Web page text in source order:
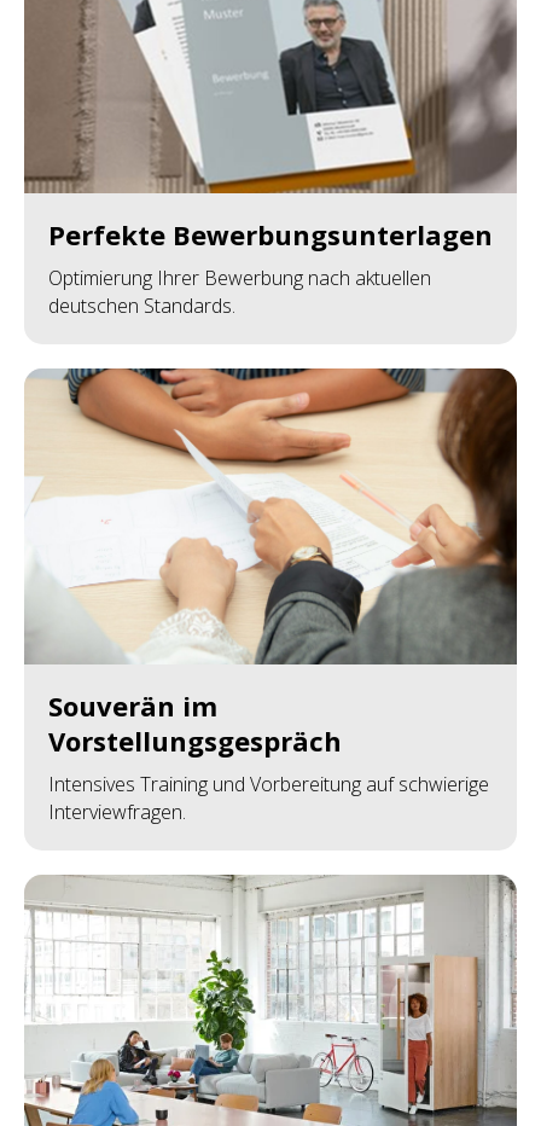
Perfekte Bewerbungsunterlagen
Optimierung Ihrer Bewerbung nach aktuellen
deutschen Standards.
Souverän im
Vorstellungsgespräch
Intensives Training und Vorbereitung auf schwierige
Interviewfragen.
Schritt für Schritt zum
Coaching
Der Weg zu Ihrer Förderung und unserer
Zusammenarbeit ist transparent und unkompliziert